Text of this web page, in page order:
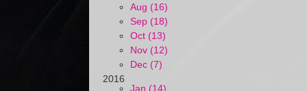
Aug (16)
Sep (18)
Oct (13)
Nov (12)
Dec (7)
2016
Jan (14)